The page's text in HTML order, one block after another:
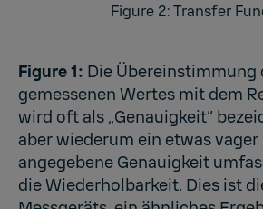
Figure 2: Transfer
Figure 1: Die Übereinstimmung
gemessenen Wertes mit dem
wird oft als „Genauigkeit“
aber wiederum ein etwas
angegebene Genauigkeit
die Wiederholbarkeit. Dies ist